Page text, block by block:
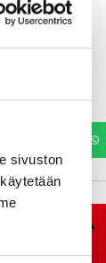
sivuston